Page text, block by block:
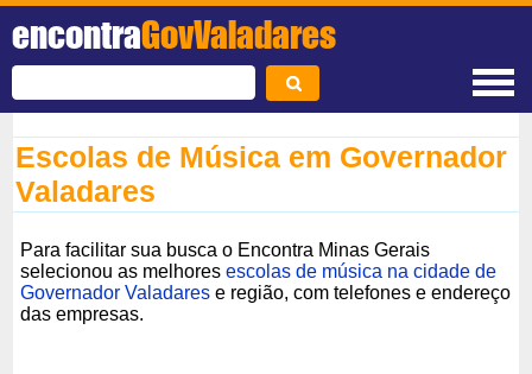
encontraGovValadares
Escolas de Música em Governador
Valadares
Para facilitar sua busca o Encontra Minas Gerais
selecionou as melhoresescolas de música na cidade de
Governador Valadares e região, com telefones e endereço
das empresas.